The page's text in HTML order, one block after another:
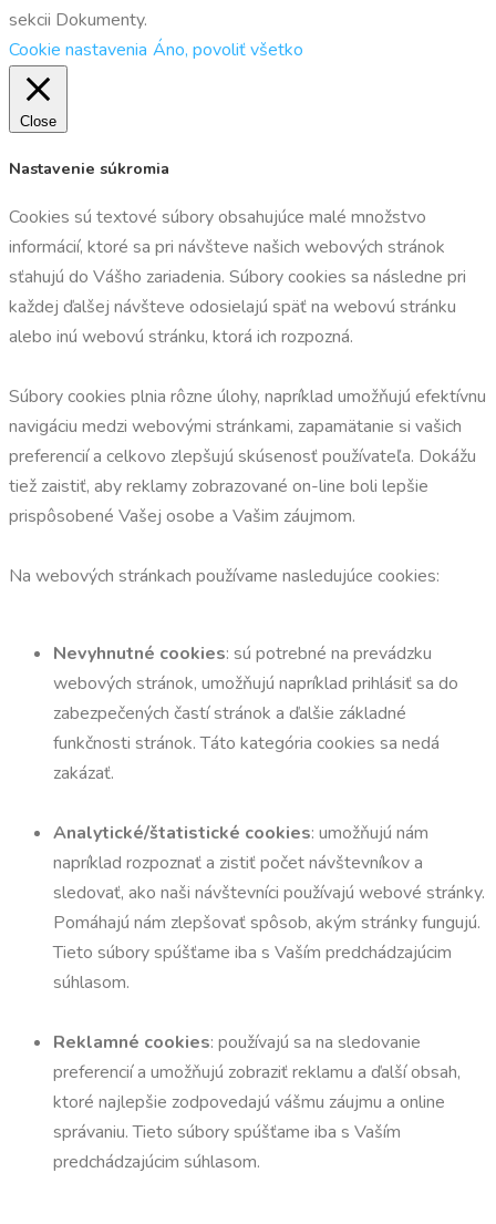
sekcii Dokumenty.
Cookie nastavenia Áno, povoliť všetko
Close
Nastavenie súkromia
Cookies sú textové súbory obsahujúce malé množstvo
informácií, ktoré sa pri návšteve našich webových stránok
sťahujú do Vášho zariadenia. Súbory cookies sa následne pri
každej ďalšej návšteve odosielajú späť na webovú stránku
alebo inú webovú stránku, ktorá ich rozpozná.
Súbory cookies plnia rôzne úlohy, napríklad umožňujú efektívnu
navigáciu medzi webovými stránkami, zapamätanie si vašich
preferencií a celkovo zlepšujú skúsenosť používateľa. Dokážu
tiež zaistiť, aby reklamy zobrazované on-line boli lepšie
prispôsobené Vašej osobe a Vašim záujmom.
Na webových stránkach používame nasledujúce cookies:
Nevyhnutné cookies: sú potrebné na prevádzku
webových stránok, umožňujú napríklad prihlásiť sa do
zabezpečených častí stránok a ďalšie základné
funkčnosti stránok. Táto kategória cookies sa nedá
zakázať.
Analytické/štatistické cookies: umožňujú nám
napríklad rozpoznať a zistiť počet návštevníkov a
sledovať, ako naši návštevníci používajú webové stránky.
Pomáhajú nám zlepšovať spôsob, akým stránky fungujú.
Tieto súbory spúšťame iba s Vaším predchádzajúcim
súhlasom.
Reklamné cookies: používajú sa na sledovanie
preferencií a umožňujú zobraziť reklamu a ďalší obsah,
ktoré najlepšie zodpovedajú vášmu záujmu a online
správaniu. Tieto súbory spúšťame iba s Vaším
predchádzajúcim súhlasom.